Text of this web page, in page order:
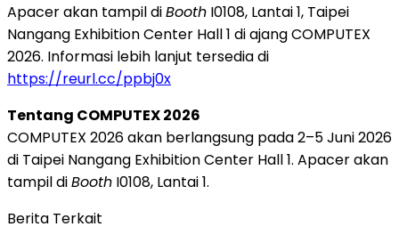
Apacer akan tampil diBooth I0108, Lantai 1, Taipei
Nangang Exhibition Center Hall 1 di ajang COMPUTEX
2026. Informasi lebih lanjut tersedia di
https://reurl.cc/ppbj0x
Tentang COMPUTEX 2026
COMPUTEX 2026 akan berlangsung pada 2–5 Juni 2026
di Taipei Nangang Exhibition Center Hall 1. Apacer akan
tampil diBooth I0108, Lantai 1.
Berita Terkait